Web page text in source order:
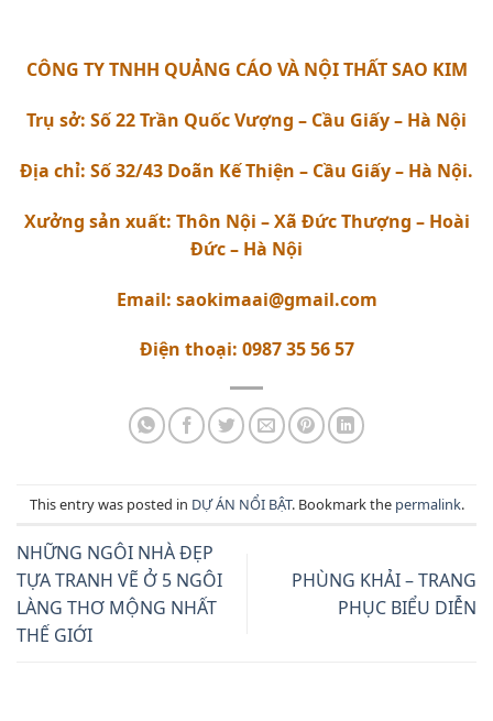
CÔNG TY TNHH QUẢNG CÁO VÀ NỘI THẤT SAO KIM
Trụ sở: Số 22 Trần Quốc Vượng – Cầu Giấy – Hà Nội
Địa chỉ: Số 32/43 Doãn Kế Thiện – Cầu Giấy – Hà Nội.
Xưởng sản xuất: Thôn Nội – Xã Đức Thượng – Hoài
Đức – Hà Nội
Email: saokimaai@gmail.com
Điện thoại: 0987 35 56 57
This entry was posted in DỰ ÁN NỔI BẬT. Bookmark the permalink.
NHỮNG NGÔI NHÀ ĐẸP
TỰA TRANH VẼ Ở 5 NGÔI
LÀNG THƠ MỘNG NHẤT
THẾ GIỚI
PHÙNG KHẢI – TRANG
PHỤC BIỂU DIỄN